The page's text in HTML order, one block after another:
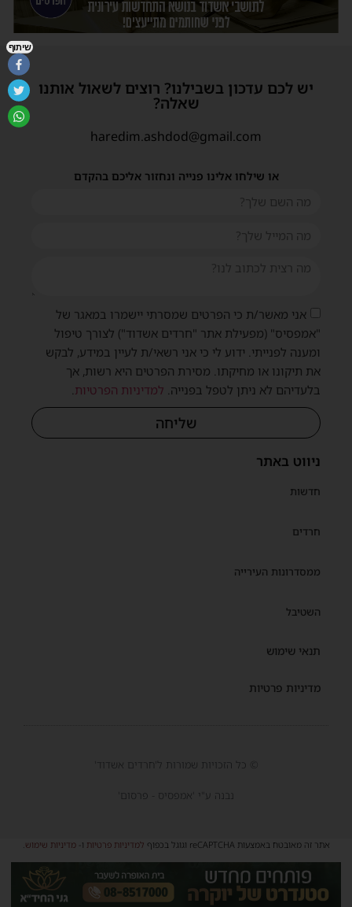
ניווט באתר
חדשות
חרדים
ממסדרונות העירייה
השטיבל
תנאי שימוש
מדיניות פרטיות
יש לכם עדכון בשבילנו? רוצים לשאול אותנו
שאלה?
haredim.ashdod@gmail.com
או שילחו אלינו פנייה ונחזור אליכם בהקדם
אני מאשר/ת כי הפרטים שמסרתי יישמרו במאגר של
"אמפסיס" (מפעילת אתר "חרדים אשדוד") לצורך טיפול
ומענה לפנייתי. ידוע לי כי אני רשאי/ת לעיין במידע, לבקש
את תיקונו או מחיקתו. מסירת הפרטים היא רשות, אך
בלעדיהם לא ניתן לטפל בפנייה. למדיניות הפרטיות
שליחה
© כל הזכויות שמורות ל'חרדים אשדוד'
נבנה ע"י 'אמפסיס - פרסום'
אתר זה מאובטח באמצעות reCAPTCHA וגוגל בכפוף למדיניות פרטיות ו-מדיניות שימוש
שיתוף